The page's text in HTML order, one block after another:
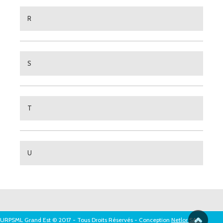
R
S
T
U
URPSML Grand Est © 2017 - Tous Droits Réservés - Conception Netlor SAS